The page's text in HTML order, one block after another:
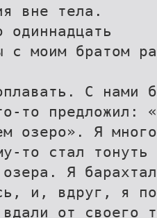
вне тела.
одиннадцать
моим братом
С нами
то предложил:
озеро». Я
то стал тонуть
озера. Я
и, вдруг, я
вдали от